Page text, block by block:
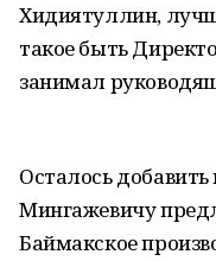
Хидиятуллин,
такое быть
занимал
Осталось добавить
Мингажевичу
Баймакское